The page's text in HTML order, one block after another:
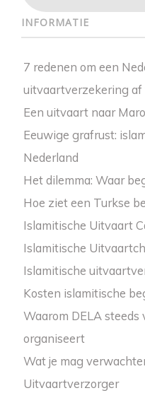
INFORMATIE
7 redenen om een
uitvaartverzekering af
Een uitvaart naar
Eeuwige grafrust:
Nederland
Het dilemma: Waar
Hoe ziet een Turkse
Islamitische Uitvaart
Islamitische
Islamitische
Kosten islamitische
Waarom DELA
organiseert
Wat je mag
Uitvaartverzorger